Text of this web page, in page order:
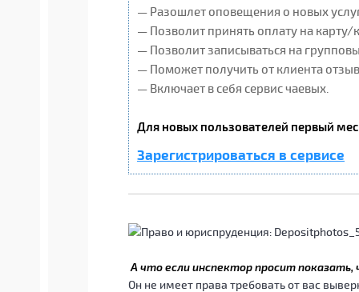
— Разошлет оповещения о новых
— Позволит принять оплату на карту/
— Позволит записываться на
— Поможет получить от клиента
— Включает в себя сервис чаевых.
Для новых пользователей первый
Зарегистрироваться в сервисе
А что если инспектор просит показать,
Он не имеет права требовать от вас